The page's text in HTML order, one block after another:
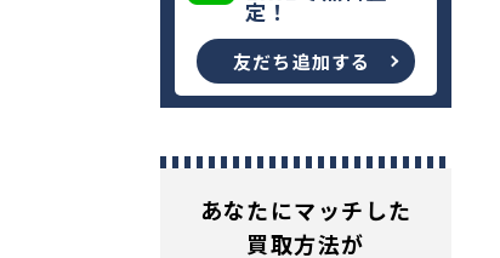
定！
友だち追加する
あなたにマッチした
買取方法が